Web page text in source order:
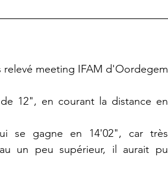
meeting IFAM d'Oordegem
12", en courant la distance en
se gagne en 14'02", car très
un peu supérieur, il aurait pu